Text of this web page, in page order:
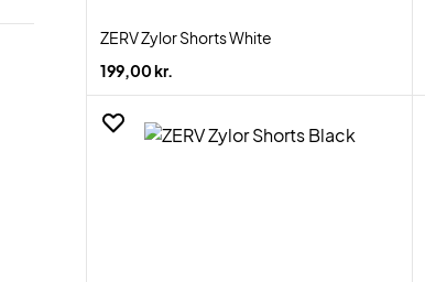
ZERV Zylor Shorts White
199,00 kr.